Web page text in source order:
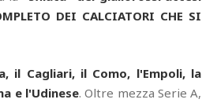
DEI CALCIATORI CHE SI
il Cagliari, il Como, l'Empoli, la
e l'Udinese. Oltre mezza Serie A,